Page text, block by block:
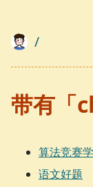
/
带有「
算法竞赛
语文好题